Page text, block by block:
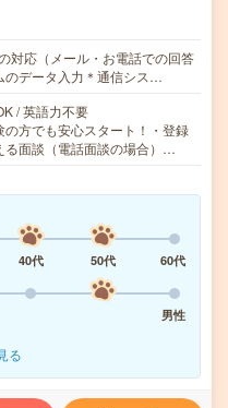
対応（メール・お電話での回答
のデータ入力＊通信シス…
/ 英語力不要
の方でも安心スタート！・登録
る面談（電話面談の場合）…
40代 50代
60代
男性
る